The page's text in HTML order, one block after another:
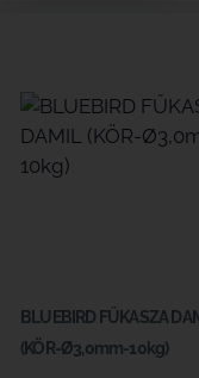
BLUEBIRD FŰKASZA
(KÖR-Ø3,0mm-10kg)